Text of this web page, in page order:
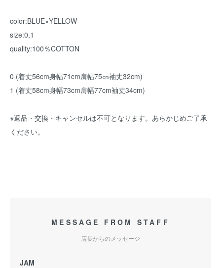
color:BLUE×YELLOW
size:0,1
quality:100％COTTON
0 (着丈56cm身幅71cm肩幅75㎝袖丈32cm)
1 (着丈58cm身幅73cm肩幅77cm袖丈34cm)
※返品・交換・キャンセルは不可となります。あらかじめご了承
ください。
MESSAGE FROM STAFF
店長からのメッセージ
JAM